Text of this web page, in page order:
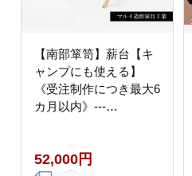
【南部箪笥】薪台【キ
ャンプにも使える】
《受注制作につき最大6
カ月以内》---
52,000円